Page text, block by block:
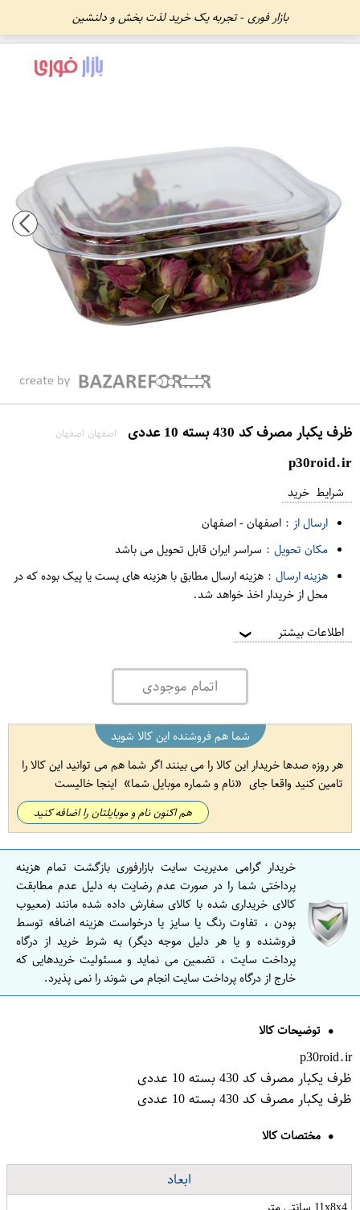
بازار فوری - تجربه یک خرید لذت بخش و دلنشین
ظرف یکبار مصرف کد 430 بسته 10 عددی اصفهان اصفهان
p30roid.ir
شرایط خرید
ارسال از : اصفهان-اصفهان
مکان تحویل : سراسر ایران قابل تحویل می باشد
هزینه ارسال : هزینه ارسال مطابق با هزینه های پست یا پیک بوده که در
محل از خریدار اخذ خواهد شد.
اطلاعات بیشتر ❯
اتمام موجودی
شما هم فروشنده این کالا شوید
هر روزه صدها خریدار این کالا را می بینند اگر شما هم می توانید این کالا را
تامین کنید واقعا جای
نام و شماره موبایل شما اینجا خالیست
هم اکنون نام و موبایلتان را اضافه کنید
خریدار گرامی مدیریت سایت بازارفوری بازگشت تمام هزینه
پرداختی شما را در صورت عدم رضایت به دلیل عدم مطابقت
کالای خریداری شده با کالای سفارش داده شده مانند (معیوب
بودن ، تفاوت رنگ یا سایز یا درخواست هزینه اضافه توسط
فروشنده و یا هر دلیل موجه دیگر) به شرط خرید از درگاه
پرداخت سایت ، تضمین می نماید و مسئولیت خریدهایی که
خارج از درگاه پرداخت سایت انجام می شوند را نمی پذیرد.
توضیحات کالا
p30roid.ir
ظرف یکبار مصرف کد 430 بسته 10 عددی
ظرف یکبار مصرف کد 430 بسته 10 عددی
مختصات کالا
ابعاد